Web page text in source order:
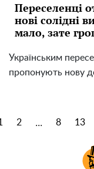
Переселенці
нові солідні
мало, зате
Українським
пропонують нову
2 ... 8 13